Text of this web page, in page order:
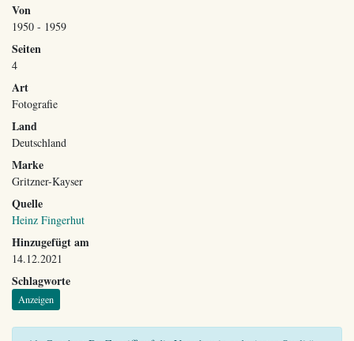
Von
1950 - 1959
Seiten
4
Art
Fotografie
Land
Deutschland
Marke
Gritzner-Kayser
Quelle
Heinz Fingerhut
Hinzugefügt am
14.12.2021
Schlagworte
Anzeigen